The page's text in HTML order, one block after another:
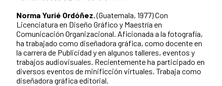
Norma Yurié Ordóñez.(Guatemala, 1977) Con
Licenciatura en Diseño Gráfico y Maestría en
Comunicación Organizacional. Aficionada a la fotografía,
ha trabajado como diseñadora gráfica, como docente en
la carrera de Publicidad y en algunos talleres, eventos y
trabajos audiovisuales. Recientemente ha participado en
diversos eventos de minificción virtuales. Trabaja como
diseñadora gráfica editorial.